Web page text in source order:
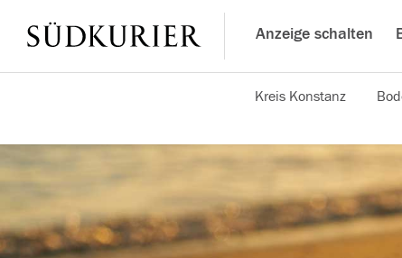
Anzeige schalten
Kreis Konstanz